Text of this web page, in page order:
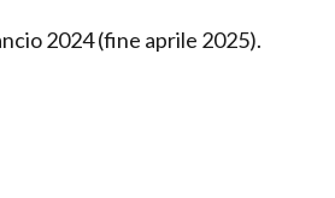
2024 (fine aprile 2025).